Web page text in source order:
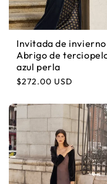
Invitada de
Abrigo de
azul perla
Precio habitual
$272.00 USD